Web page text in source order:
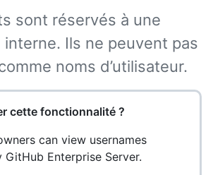
sont réservés à une
Ils ne peuvent pas
noms d’utilisateur.
cette fonctionnalité ?
can view usernames
GitHub Enterprise Server.